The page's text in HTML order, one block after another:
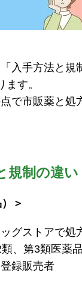
入手方法と
す。
で市販薬と
規制の違い
＞
グストアで処
、第3類医薬
録販売者